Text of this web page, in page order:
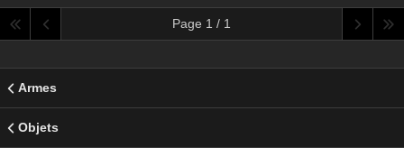
Page 1 / 1
Armes
Objets